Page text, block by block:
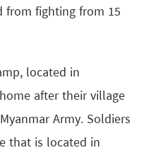
from fighting from 15
located in
after their village
Army. Soldiers
that is located in